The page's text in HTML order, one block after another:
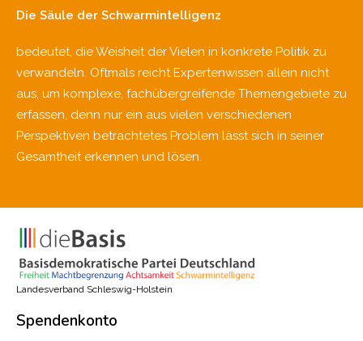
Die Säule der Schwarmintelligenz
bedeutet, die Weisheit der Vielen in konkrete Politik zu
verwandeln. Oftmals reicht Expertenwissen allein nicht
aus, um komplexe, fachübergreifende Themengebiete zu
erfassen, denn nur ein aus vielen verschiedenen
Perspektiven betrachtetes Problem lässt sich in seiner
Gesamtheit erkennen und lösen.
Landesverband Schleswig-Holstein
Spendenkonto